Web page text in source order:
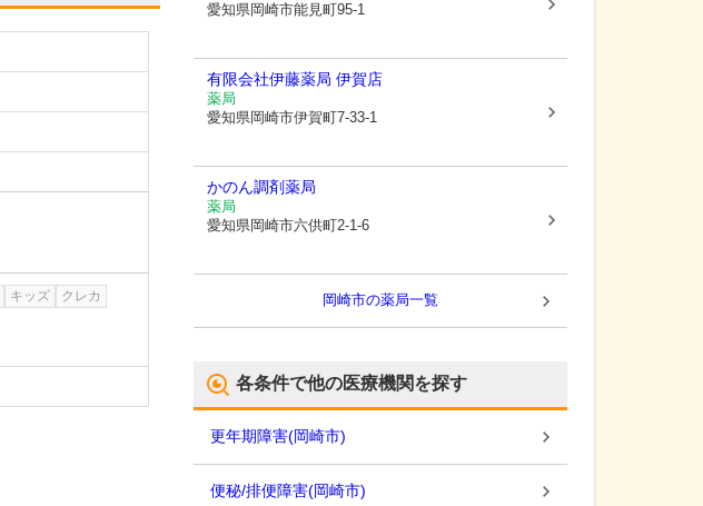
キッズ
クレカ
愛知県岡崎市能見町95-1
有限会社伊藤薬局 伊賀店
薬局
愛知県岡崎市伊賀町7-33-1
かのん調剤薬局
薬局
愛知県岡崎市六供町2-1-6
岡崎市の薬局一覧
各条件で他の医療機関を探す
更年期障害(岡崎市)
便秘/排便障害(岡崎市)